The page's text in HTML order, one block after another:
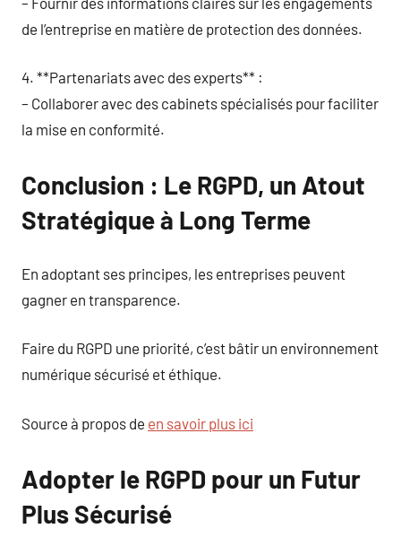
de l’entreprise en matière de protection des données.
4. **Partenariats avec des experts** :
– Collaborer avec des cabinets spécialisés pour faciliter
la mise en conformité.
Conclusion : Le RGPD, un Atout
Stratégique à Long Terme
En adoptant ses principes, les entreprises peuvent
gagner en transparence.
Faire du RGPD une priorité, c’est bâtir un environnement
numérique sécurisé et éthique.
Source à propos de en savoir plus ici
Adopter le RGPD pour un Futur
Plus Sécurisé